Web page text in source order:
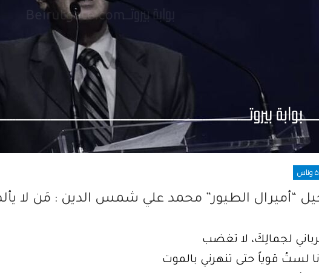
وناس
“أميرال الطيور” محمد علي شمس الدين : مَن لا
لجمالِكَ، لا تغضب
لستُ قوياً حتى تنهرني بالموت
“كان التهديد، فكان يعلم، ووقع التفجير” بين ٤ ٤ آب، من جريمة